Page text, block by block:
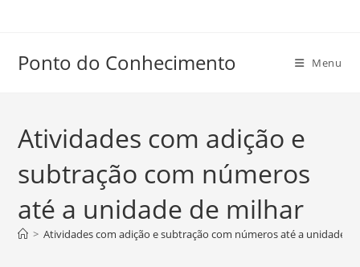
conteúdo
Ponto do Conhecimento Menu
Atividades com adição e
subtração com números
até a unidade de milhar
> Atividades com adição e subtração com números até a unidade